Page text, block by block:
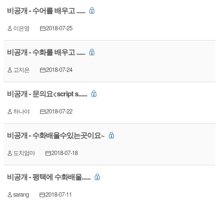
비공개 - 수어를 배우고 ......
이은영 2018-07-25
비공개 - 수화를 배우고 ......
고지은 2018-07-24
비공개 - 문의요<script s......
하나야 2018-07-22
비공개 - 수화배울수있는곳이요~
도치엄마 2018-07-18
비공개 - 평택에 수화배울......
sarang 2018-07-11